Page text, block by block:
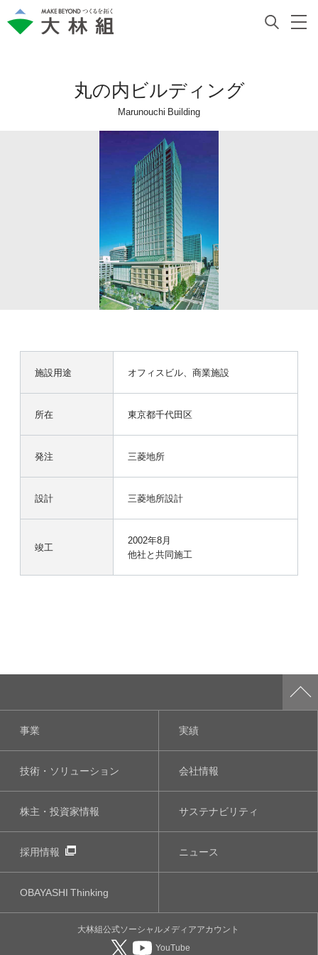
丸の内ビルディング
Marunouchi Building
施設用途 オフィスビル、商業施設
所在 東京都千代田区
発注 三菱地所
設計 三菱地所設計
竣工
2002年8月
他社と共同施工
事業 実績
技術・ソリューション 会社情報
株主・投資家情報 サステナビリティ
採用情報 ニュース
OBAYASHIThinking
大林組公式ソーシャルメディアアカウント
YouTube